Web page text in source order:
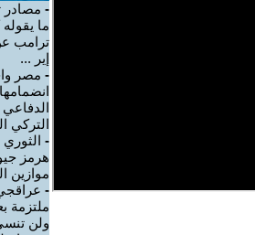
-
ما
ترامب
إير ...
- مصر
التركي
- الثوري
هرمز
موازين
-
ملتزمة
ولن